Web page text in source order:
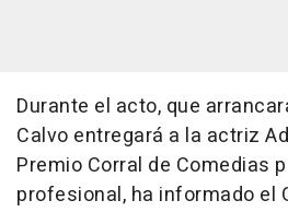
Durante el acto, que
Calvo entregará a la actriz
Premio Corral de Comedias
profesional, ha informado el